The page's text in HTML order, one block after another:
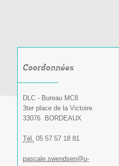
Coordonnées
DLC - Bureau MC8
3ter place de la Victoire
33076
BORDEAUX
Tél. 05 57 57 18 81
pascale.swendsen@u-